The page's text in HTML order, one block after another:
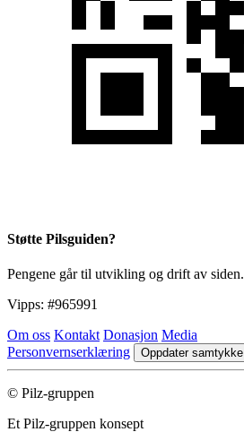
Støtte Pilsguiden?
Pengene går til utvikling og drift av siden.
Vipps: #965991
Om oss Kontakt Donasjon Media
Personvernserklæring
Oppdater samtykke
© Pilz-gruppen
Et Pilz-gruppen konsept